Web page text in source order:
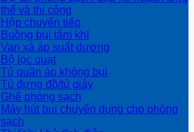
thể và thi công
Hộp chuyển tiếp
Buồng bụi tắm khí
Van xả áp suất dương
Bộ lọc quạt
Tủ quần áo không bụi
Tủ đựng đồ/tủ giày
Ghế phòng sạch
Máy hút bụi chuyên dụng cho phòng
sạch